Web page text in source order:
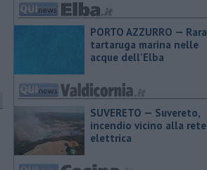
PORTO AZZURRO — Rara
tartaruga marina nelle
acque dell'Elba
SUVERETO — Suvereto,
incendio vicino alla rete
elettrica